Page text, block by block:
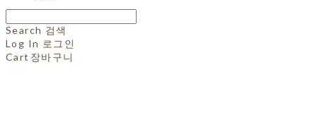
Search 검색
Log In 로그인
Cart 장바구니